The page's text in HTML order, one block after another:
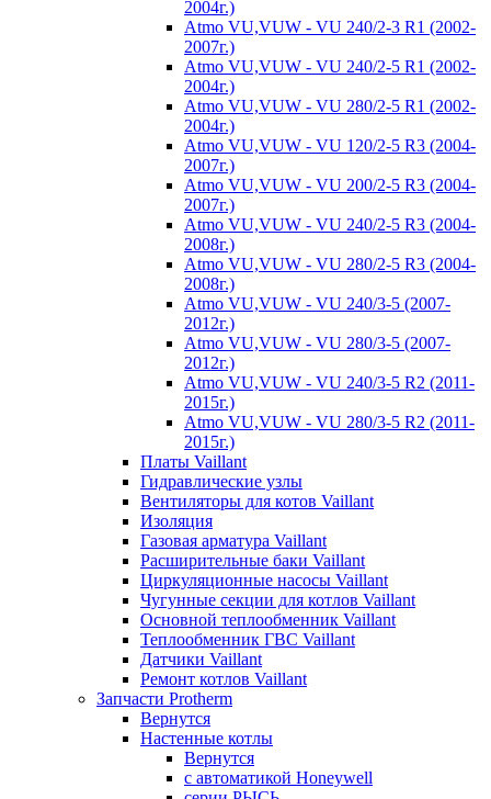
2004г.)
Atmo VU,VUW - VU 240/2-3 R1 (2002-
2007г.)
Atmo VU,VUW - VU 240/2-5 R1 (2002-
2004г.)
Atmo VU,VUW - VU 280/2-5 R1 (2002-
2004г.)
Atmo VU,VUW - VU 120/2-5 R3 (2004-
2007г.)
Atmo VU,VUW - VU 200/2-5 R3 (2004-
2007г.)
Atmo VU,VUW - VU 240/2-5 R3 (2004-
2008г.)
Atmo VU,VUW - VU 280/2-5 R3 (2004-
2008г.)
Atmo VU,VUW - VU 240/3-5 (2007-
2012г.)
Atmo VU,VUW - VU 280/3-5 (2007-
2012г.)
Atmo VU,VUW - VU 240/3-5 R2 (2011-
2015г.)
Atmo VU,VUW - VU 280/3-5 R2 (2011-
2015г.)
Платы Vaillant
Гидравлические узлы
Вентиляторы для котов Vaillant
Изоляция
Газовая арматура Vaillant
Расширительные баки Vaillant
Циркуляционные насосы Vaillant
Чугунные секции для котлов Vaillant
Основной теплообменник Vaillant
Теплообменник ГВС Vaillant
Датчики Vaillant
Ремонт котлов Vaillant
Запчасти Protherm
Вернутся
Настенные котлы
Вернутся
с автоматикой Honeywell